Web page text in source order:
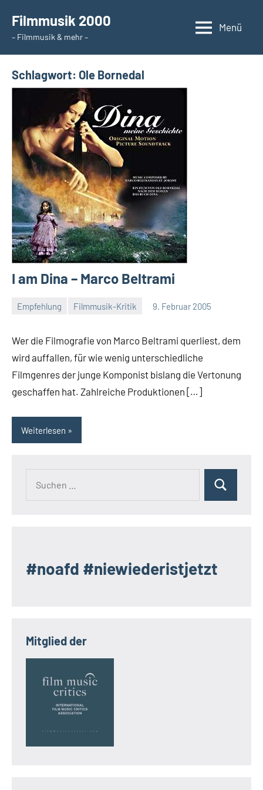
Inhalt
springen
Filmmusik 2000
– Filmmusik & mehr –
Menü
Schlagwort: Ole Bornedal
I am Dina – Marco Beltrami
Empfehlung Filmmusik-Kritik 9. Februar 2005
Wer die Filmografie von Marco Beltrami querliest, dem
wird auffallen, für wie wenig unterschiedliche
Filmgenres der junge Komponist bislang die Vertonung
geschaffen hat. Zahlreiche Produktionen […]
Weiterlesen
Suchen
#noafd #niewiederistjetzt
Mitglied der